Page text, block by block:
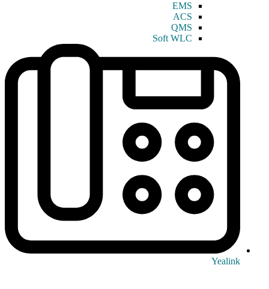
EMS
ACS
QMS
Soft WLC
Yealink